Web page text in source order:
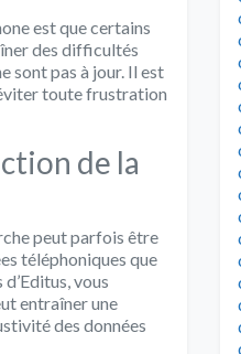
est que certains
des difficultés
sont pas à jour. Il est
toute frustration
de la
peut parfois être
téléphoniques que
vous
entraîner une
des données